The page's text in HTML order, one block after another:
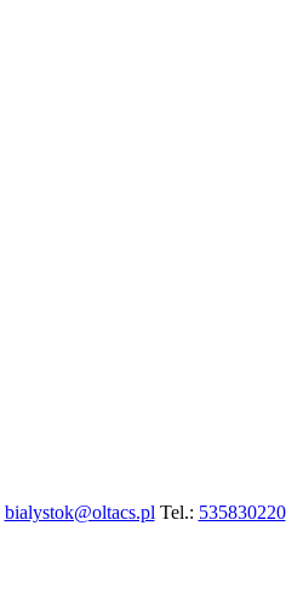
bialystok@oltacs.plTel.: 535830220